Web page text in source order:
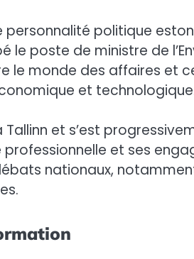
personnalité politique
le poste de ministre de
le monde des affaires et
et
Tallinn et s’est
et ses
nationaux,